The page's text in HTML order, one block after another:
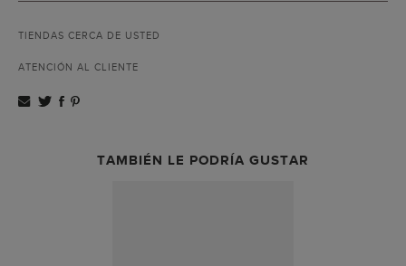
TIENDAS CERCA DE USTED
ATENCIÓN AL CLIENTE
TAMBIÉN LE PODRÍA GUSTAR